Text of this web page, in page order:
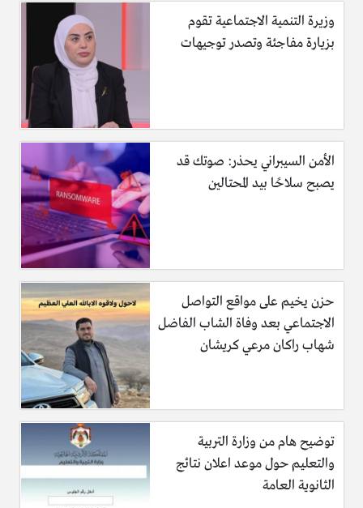
وزيرة التنمية الاجتماعية تقوم
بزيارة مفاجئة وتصدر توجيهات
الأمن السيبراني يحذر: صوتك قد
يصبح سلاحًا بيد المحتالين
حزن يخيم على مواقع التواصل
الاجتماعي بعد وفاة الشاب الفاضل
شهاب راكان مرعي كريشان
توضيح هام من وزارة التربية
والتعليم حول موعد اعلان نتائج
الثانوية العامة